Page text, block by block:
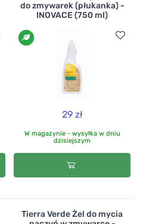
do zmywarek (płukanka) -
INOVACE (750 ml)
29 zł
W magazynie - wysyłka w dniu
dzisiejszym
Tierra Verde Żel do mycia